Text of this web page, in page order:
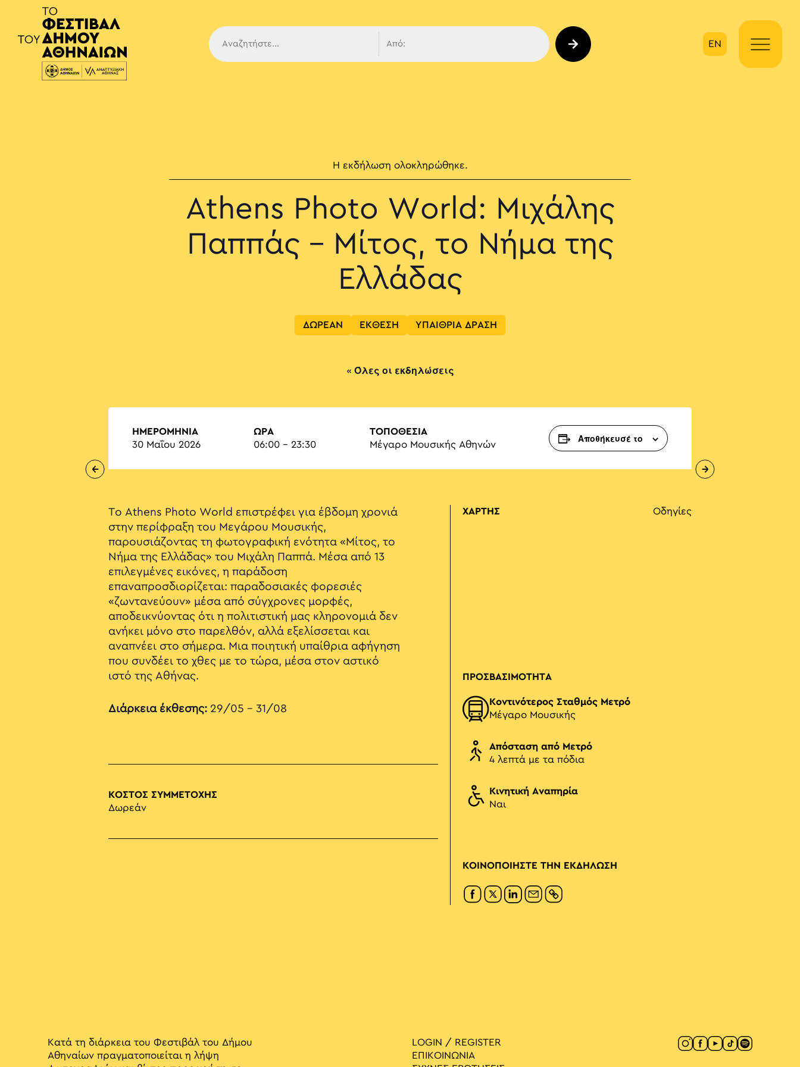
Κύρια πλοήγηση
EN
Η εκδήλωση ολοκληρώθηκε.
Athens Photo World: Μιχάλης
Παππάς – Μίτος, το Νήμα της
Ελλάδας
ΔΩΡΕΑΝ ΕΚΘΕΣΗ ΥΠΑΙΘΡΙΑ ΔΡΑΣΗ
« Όλες οι εκδηλώσεις
ΗΜΕΡΟΜΗΝΙΑ
30 Μαΐου 2026
ΏΡΑ
06:00 - 23:30
ΤΟΠΟΘΕΣΙΑ
Μέγαρο Μουσικής Αθηνών
Αποθήκευσέ το
Το Athens Photo World επιστρέφει για έβδομη χρονιά
στην περίφραξη του Μεγάρου Μουσικής,
παρουσιάζοντας τη φωτογραφική ενότητα «Μίτος, το
Νήμα της Ελλάδας» του Μιχάλη Παππά. Μέσα από 13
επιλεγμένες εικόνες, η παράδοση
επαναπροσδιορίζεται: παραδοσιακές φορεσιές
«ζωντανεύουν» μέσα από σύγχρονες μορφές,
αποδεικνύοντας ότι η πολιτιστική μας κληρονομιά δεν
ανήκει μόνο στο παρελθόν, αλλά εξελίσσεται και
αναπνέει στο σήμερα. Μια ποιητική υπαίθρια αφήγηση
που συνδέει το χθες με το τώρα, μέσα στον αστικό
ιστό της Αθήνας.
Διάρκεια έκθεσης: 29/05 – 31/08
ΚΟΣΤΟΣ ΣΥΜΜΕΤΟΧΗΣ
Δωρεάν
ΧΑΡΤΗΣ Οδηγίες
ΠΡΟΣΒΑΣΙΜΟΤΗΤΑ
Κοντινότερος Σταθμός Μετρό
Μέγαρο Μουσικής
Απόσταση από Μετρό
4 λεπτά με τα πόδια
Κινητική Αναπηρία
Ναι
ΚΟΙΝΟΠΟΙΗΣΤΕ ΤΗΝ ΕΚΔΗΛΩΣΗ
Κατά τη διάρκεια του Φεστιβάλ του Δήμου
Αθηναίων πραγματοποιείται η λήψη
LOGIN / REGISTER
ΕΠΙΚΟΙΝΩΝΙΑ